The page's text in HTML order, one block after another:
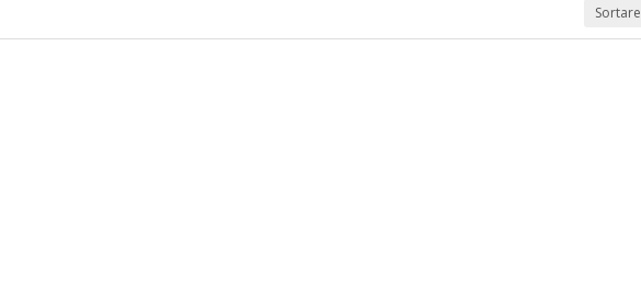
Sortare